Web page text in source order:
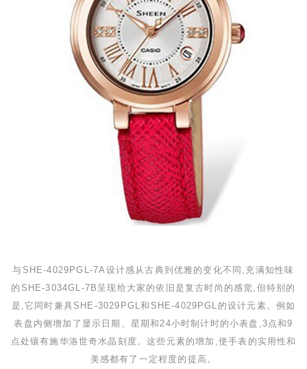
与 SHE-4029PGL-7A 设计感从古典到优雅的变化不同,充满知性味
的 SHE-3034GL-7B 呈现给大家的依旧是复古时尚的感觉,但特别的
是,它同时兼具SHE-3029PGL和 SHE-4029PGL 的设计元素。例如
表盘内侧增加了显示日期、星期和 24小时制计时的小表盘, 3 点和9
点处镶有施华洛世奇水晶刻度。这些元素的增加,使手表的实用性和
美感都有了一定程度的提高。